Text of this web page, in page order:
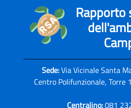
Sede:Via Vicinale Santa
Centro Polifunzionale, Torre
Centralino:081